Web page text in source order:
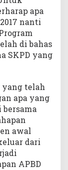
apa
nanti
di bahas
SKPD yang
yang telah
apa yang
awal
dari
APBD